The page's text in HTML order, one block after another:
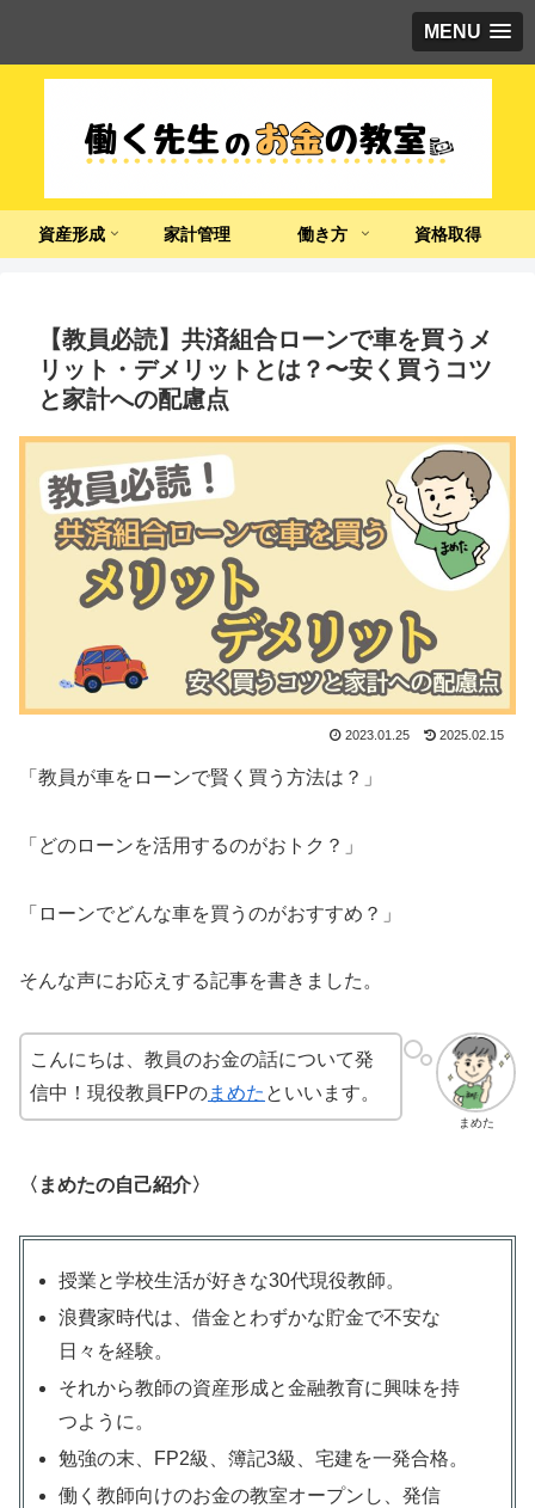
MENU
資産形成 家計管理 働き方 資格取得
【教員必読】共済組合ローンで車を買うメ
リット・デメリットとは？〜安く買うコツ
と家計への配慮点
2023.01.25 2025.02.15
「教員が車をローンで賢く買う方法は？」
「どのローンを活用するのがおトク？」
「ローンでどんな車を買うのがおすすめ？」
そんな声にお応えする記事を書きました。
まめた
こんにちは、教員のお金の話について発
信中！現役教員FPのまめた といいます。
〈まめたの自己紹介〉
授業と学校生活が好きな30代現役教師。
浪費家時代は、借金とわずかな貯金で不安な
日々を経験。
それから教師の資産形成と金融教育に興味を持
つように。
勉強の末、FP2級、簿記3級、宅建を一発合格。
働く教師向けのお金の教室オープンし、発信